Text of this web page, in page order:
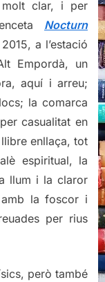
clar, i per
Nocturn
a l’estació
Empordà, un
aquí i arreu;
la comarca
casualitat en
enllaça, tot
espiritual, la
llum i la claror
la foscor i
per rius
però també